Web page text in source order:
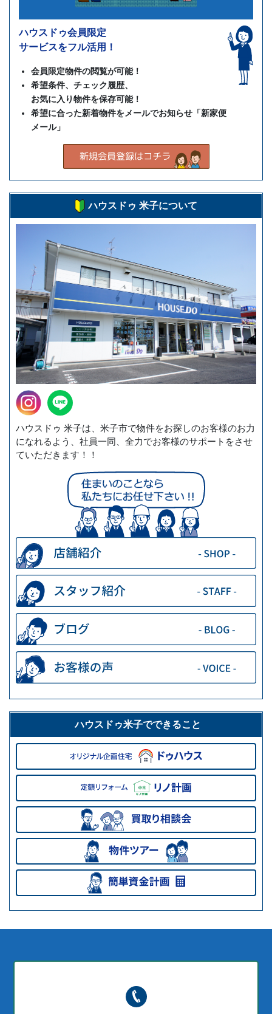
ハウスドゥ会員限定
サービスをフル活用！
会員限定物件の閲覧が可能！
希望条件、チェック履歴、
お気に入り物件を保存可能！
希望に合った新着物件をメールでお知らせ「新家便
メール」
ハウスドゥ 米子について
ハウスドゥ 米子は、米子市で物件をお探しのお客様のお力
になれるよう、社員一同、全力でお客様のサポートをさせ
ていただきます！！
ハウスドゥ米子でできること